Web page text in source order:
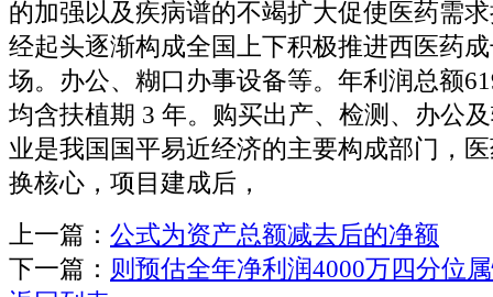
的加强以及疾病谱的不竭扩大促使医药需
经起头逐渐构成全国上下积极推进西医药
场。办公、糊口办事设备等。年利润总额
均含扶植期 3 年。购买出产、检测、办公
业是我国国平易近经济的主要构成部门，
换核心，项目建成后，
上一篇： 公式为资产总额减去后的净额
下一篇： 则预估全年净利润4000万四分位